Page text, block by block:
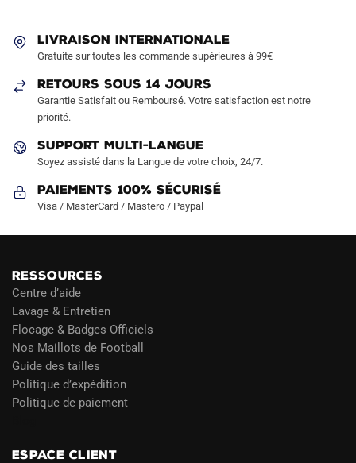
choisies
la
page
produit
page
LIVRAISON INTERNATIONALE
Gratuite sur toutes les commande supérieures à 99€
RETOURS SOUS 14 JOURS
Garantie Satisfait ou Remboursé. Votre satisfaction est notre
priorité.
SUPPORT MULTI-LANGUE
Soyez assisté dans la Langue de votre choix, 24/7.
Paiements 100% Sécurisé
Visa / MasterCard / Mastero / Paypal
RESSOURCES
Centre d’aide
Lavage & Entretien
Flocage & Badges Officiels
Nos Maillots de Football
Guide des tailles
Politique d’expédition
Politique de paiement
ESPACE CLIENT